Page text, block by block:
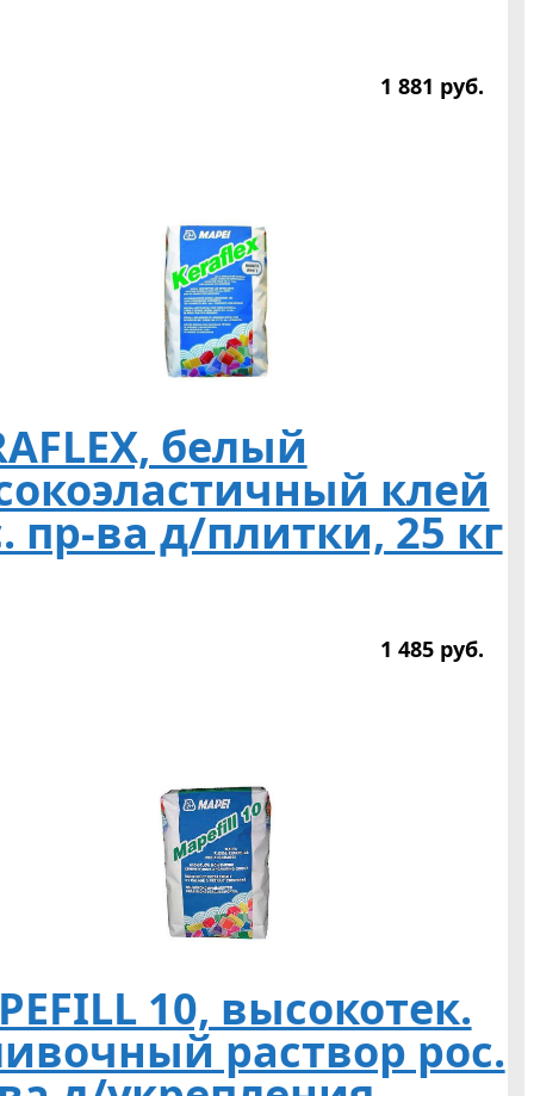
1 881 руб.
белый
клей
пр-ва д/плитки, 25 кг
1 485 руб.
10, высокотек.
раствор рос.